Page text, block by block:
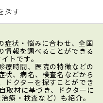
探す
症状・悩みに合わせ、全国
情報を調べることができる
トです。
療時間、医院の特徴などの
状、病名、検査名などから
ドクターを探すことができ
取材に基づき、ドクターに
療・検査など）も紹介。